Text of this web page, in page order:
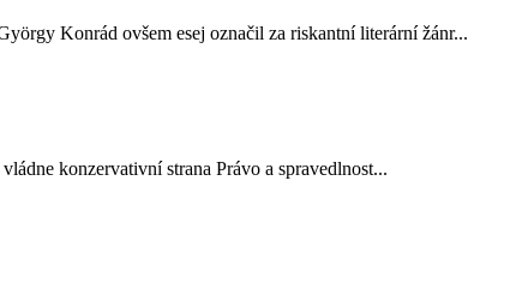
Konrád ovšem esej označil za riskantní literární žánr...
konzervativní strana Právo a spravedlnost...